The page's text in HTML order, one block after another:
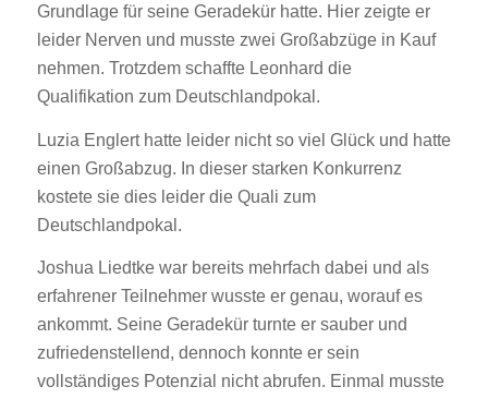
Grundlage für seine Geradekür hatte. Hier zeigte er
leider Nerven und musste zwei Großabzüge in Kauf
nehmen. Trotzdem schaffte Leonhard die
Qualifikation zum Deutschlandpokal.
Luzia Englert hatte leider nicht so viel Glück und hatte
einen Großabzug. In dieser starken Konkurrenz
kostete sie dies leider die Quali zum
Deutschlandpokal.
Joshua Liedtke war bereits mehrfach dabei und als
erfahrener Teilnehmer wusste er genau, worauf es
ankommt. Seine Geradekür turnte er sauber und
zufriedenstellend, dennoch konnte er sein
vollständiges Potenzial nicht abrufen. Einmal musste